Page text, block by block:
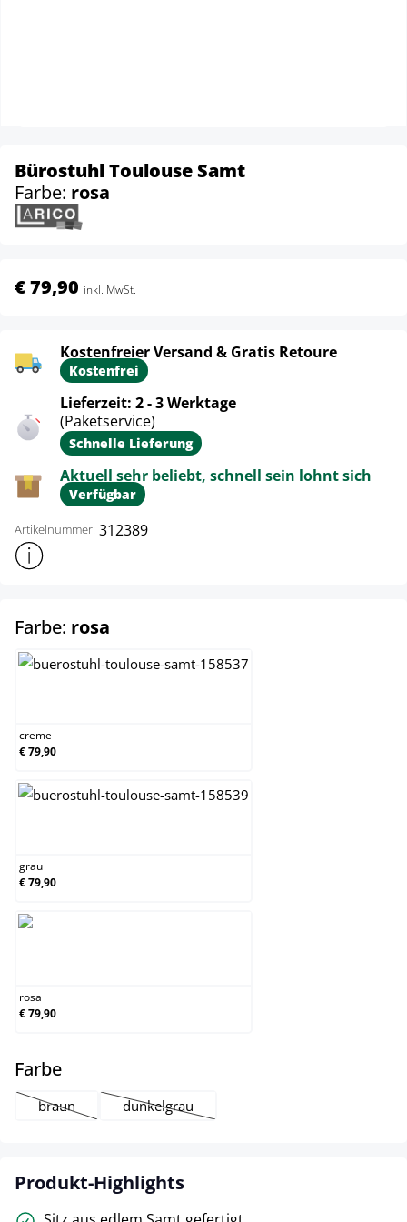
Bürostuhl Toulouse Samt
Farbe: rosa
€ 79,90 inkl. MwSt.
Kostenfreier Versand & Gratis Retoure
Kostenfrei
Lieferzeit: 2 - 3 Werktage
(Paketservice)
Schnelle Lieferung
Aktuell sehr beliebt, schnell sein lohnt sich
Verfügbar
Artikelnummer: 312389
Weitere Produktinformationen anzeigen
Farbe: rosa
creme
€ 79,90
grau
€ 79,90
rosa
€ 79,90
Farbeauswählen
braun
(Diese Option ist zurzeit nicht verfügbar.)
dunkelgrau
(Diese Option ist zurzeit nicht verfügbar.)
Produkt-Highlights